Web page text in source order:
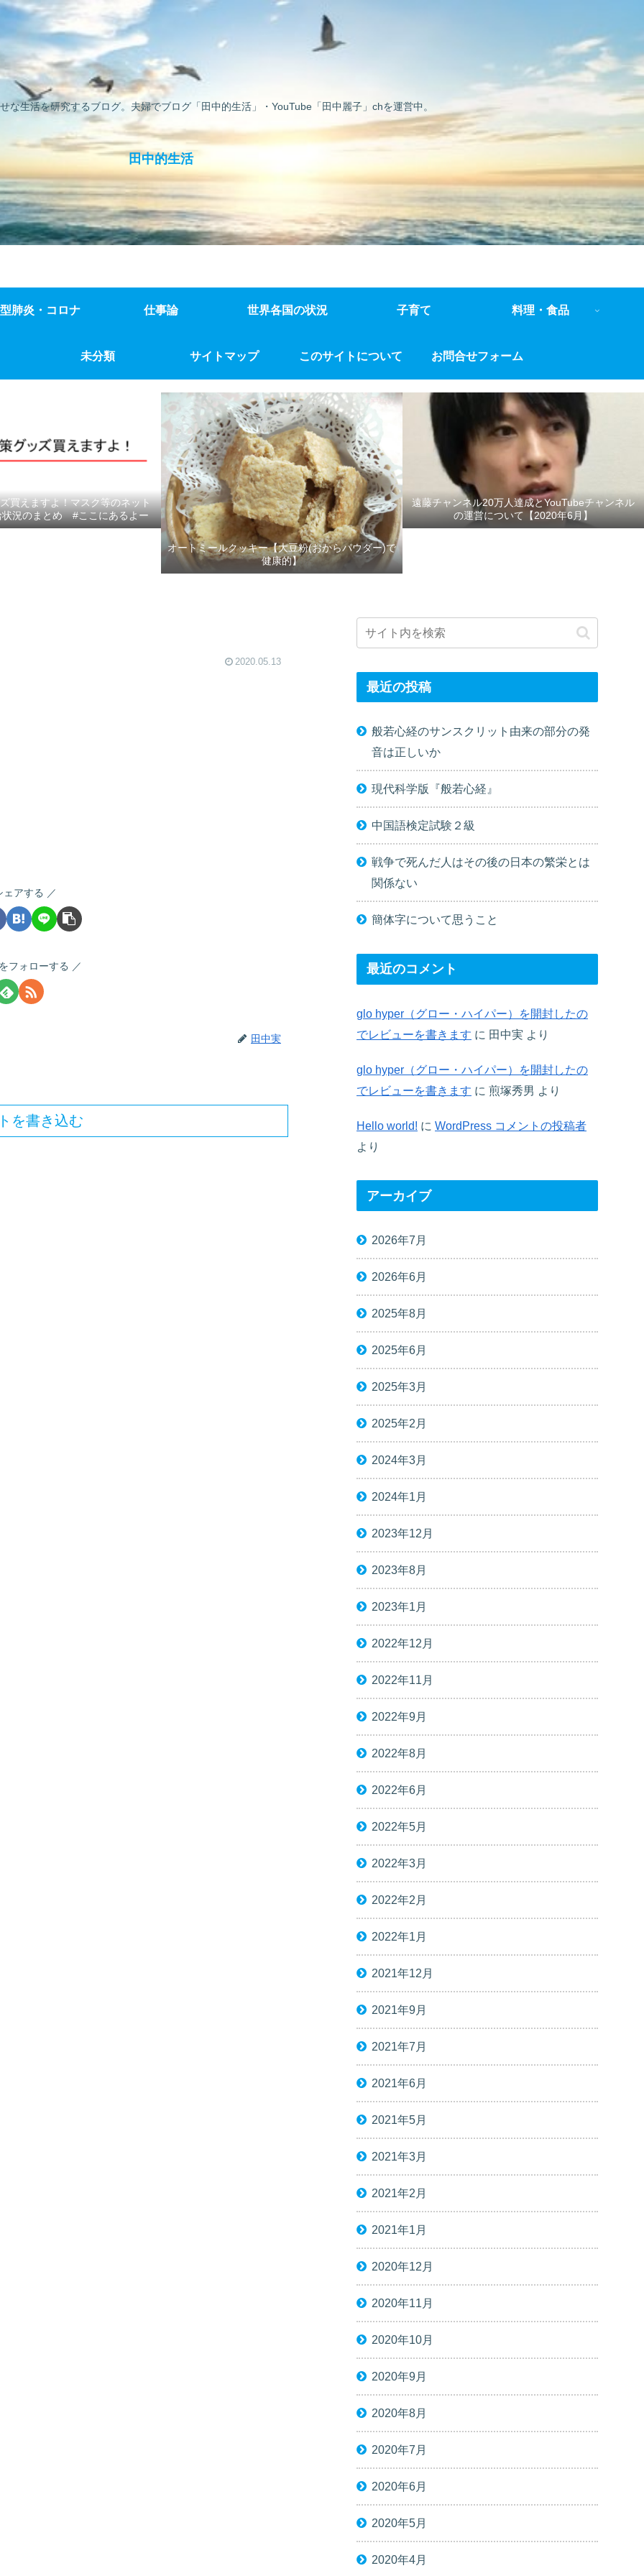
な生活を研究するブログ。夫婦でブログ「田中的生活」・YouTube「田中麗子」chを運営中。
田中的生活
肺炎・コロナ 仕事論 世界各国の状況 子育て 料理・食品
未分類 サイトマップ このサイトについて お問合せフォーム
買えますよ！マスク等のネット
状況のまとめ #ここにあるよー
オートミールクッキー【大豆粉(おからパウダー)で
健康的】
遠藤チャンネル20万人達成とYouTubeチャンネル
の運営について【2020年6月】
2020.05.13
ェアする
フォローする
田中実
を書き込む
最近の投稿
般若心経のサンスクリット由来の部分の発
音は正しいか
現代科学版『般若心経』
中国語検定試験２級
戦争で死んだ人はその後の日本の繁栄とは
関係ない
簡体字について思うこと
最近のコメント
glo hyper（グロー・ハイパー）を開封したの
でレビューを書きます に 田中実 より
glo hyper（グロー・ハイパー）を開封したの
でレビューを書きます に 煎塚秀男 より
Hello world! に WordPress コメントの投稿者
より
アーカイブ
2026年7月
2026年6月
2025年8月
2025年6月
2025年3月
2025年2月
2024年3月
2024年1月
2023年12月
2023年8月
2023年1月
2022年12月
2022年11月
2022年9月
2022年8月
2022年6月
2022年5月
2022年3月
2022年2月
2022年1月
2021年12月
2021年9月
2021年7月
2021年6月
2021年5月
2021年3月
2021年2月
2021年1月
2020年12月
2020年11月
2020年10月
2020年9月
2020年8月
2020年7月
2020年6月
2020年5月
2020年4月